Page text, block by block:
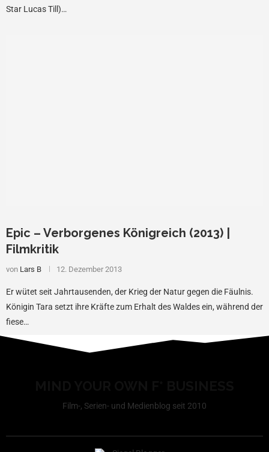
Star Lucas Till)…
Epic – Verborgenes Königreich (2013) |
Filmkritik
von Lars B 12. Dezember 2013
Er wütet seit Jahrtausenden, der Krieg der Natur gegen die Fäulnis.
Königin Tara setzt ihre Kräfte zum Erhalt des Waldes ein, während der
fiese…
Film-, Serien- und Medienblog seit 2010